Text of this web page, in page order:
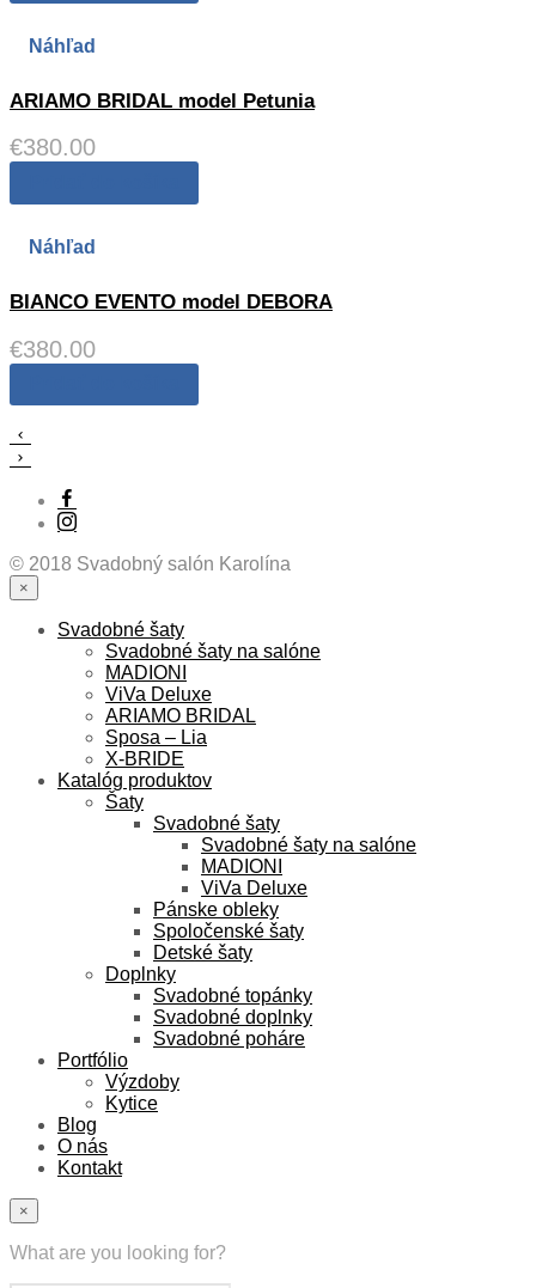
Náhľad
ARIAMO BRIDAL model Petunia
€380.00
Náhľad
BIANCO EVENTO model DEBORA
€380.00
© 2018 Svadobný salón Karolína
×
Svadobné šaty
Svadobné šaty na salóne
MADIONI
ViVa Deluxe
ARIAMO BRIDAL
Sposa – Lia
X-BRIDE
Katalóg produktov
Šaty
Svadobné šaty
Svadobné šaty na salóne
MADIONI
ViVa Deluxe
Pánske obleky
Spoločenské šaty
Detské šaty
Doplnky
Svadobné topánky
Svadobné doplnky
Svadobné poháre
Portfólio
Výzdoby
Kytice
Blog
O nás
Kontakt
×
What are you looking for?